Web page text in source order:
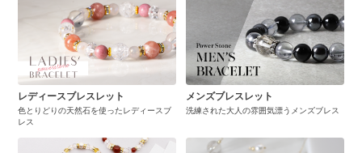
レディースブレスレット
色とりどりの天然石を使ったレディースブ
レス
メンズブレスレット
洗練された大人の雰囲気漂うメンズブレス